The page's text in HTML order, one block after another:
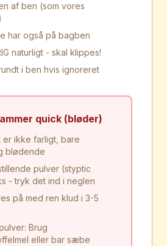
af ben (som vores
har også på bagben
naturligt - skal klippes!
i ben hvis ignoreret
quick (bløder)
er ikke farligt, bare
blødende
pulver (styptic
- tryk det ind i neglen
på med ren klud i 3-5
Brug
eller bar sæbe